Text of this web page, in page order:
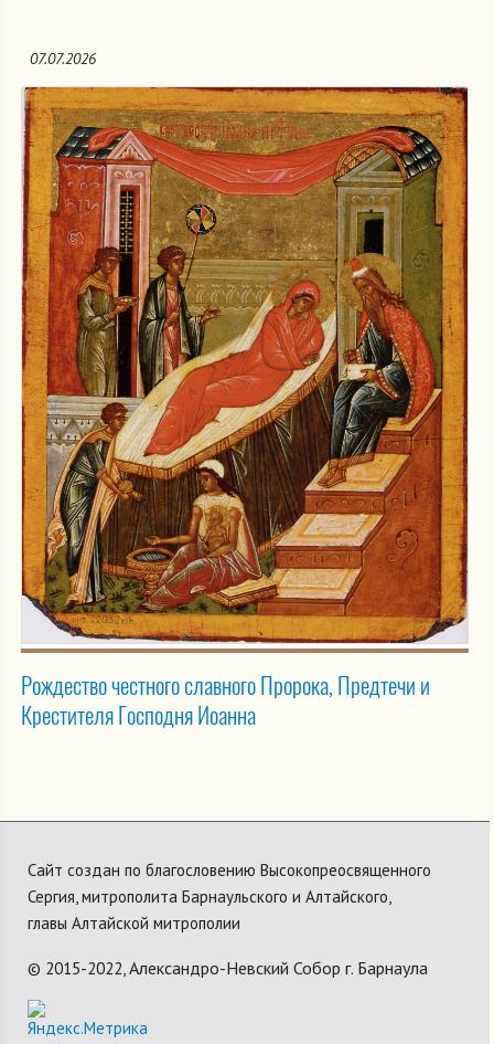
07.07.2026
Рождество честного славного Пророка, Предтечи и
Крестителя Господня Иоанна
Сайт создан по благословению Высокопреосвященного
Сергия, митрополита Барнаульского и Алтайского,
главы Алтайской митрополии
© 2015-2022,Александро-Невский Собор г. Барнаула